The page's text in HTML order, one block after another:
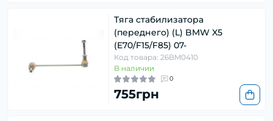
Тяга стабилизатора
(переднего) (L) BMW X5
(E70/F15/F85) 07-
Код товара: 26BM0410
В наличии
0
755грн